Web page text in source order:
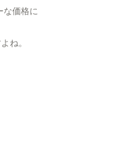
な価格に
ね。